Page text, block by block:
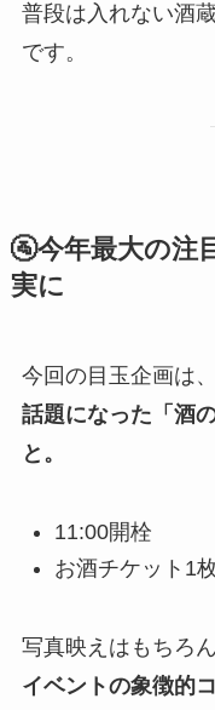
普段は入れない酒
です。
🚰今年最大の注
実に
今回の目玉企画は、
話題になった「酒
と。
11:00開栓
お酒チケット1
写真映えはもちろん
イベントの象徴的